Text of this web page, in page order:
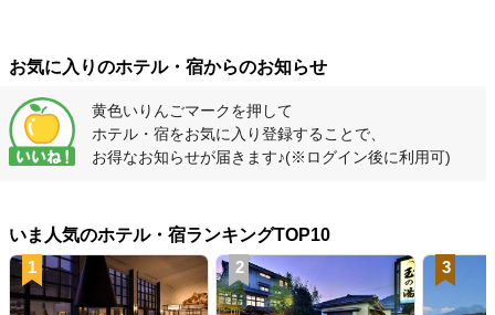
お気に入りのホテル・宿からのお知らせ
黄色いりんごマークを押して
ホテル・宿をお気に入り登録することで、
お得なお知らせが届きます♪(※ログイン後に利用可)
いま人気のホテル・宿ランキングTOP10
1
2 3